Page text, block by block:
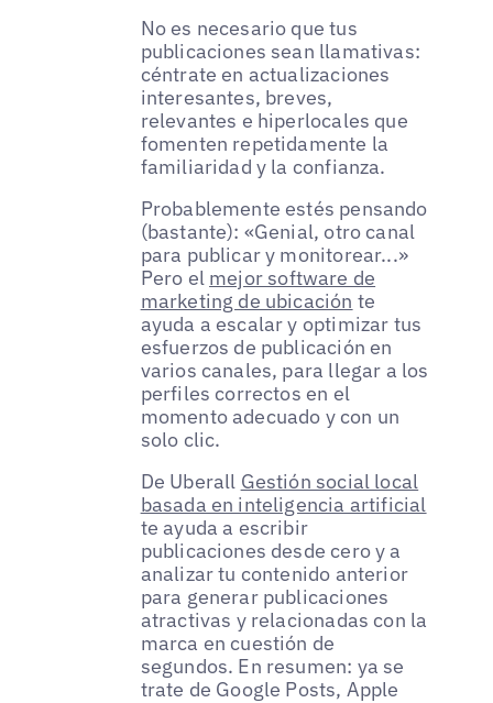
No es necesario que tus
publicaciones sean llamativas:
céntrate en actualizaciones
interesantes, breves,
relevantes e hiperlocales que
fomenten repetidamente la
familiaridad y la confianza.
Probablemente estés pensando
(bastante): «Genial, otro canal
para publicar y monitorear...»
Pero el mejor software de
marketing de ubicación te
ayuda a escalar y optimizar tus
esfuerzos de publicación en
varios canales, para llegar a los
perfiles correctos en el
momento adecuado y con un
solo clic.
De Uberall Gestión social local
basada en inteligencia artificial
te ayuda a escribir
publicaciones desde cero y a
analizar tu contenido anterior
para generar publicaciones
atractivas y relacionadas con la
marca en cuestión de
segundos. En resumen: ya se
trate de Google Posts, Apple